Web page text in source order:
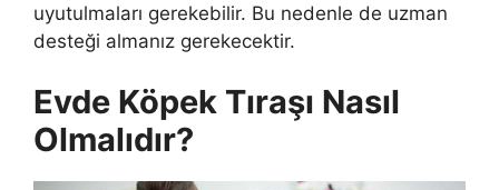
uyutulmaları gerekebilir. Bu nedenle de uzman
desteği almanız gerekecektir.
Evde Köpek Tıraşı Nasıl
Olmalıdır?